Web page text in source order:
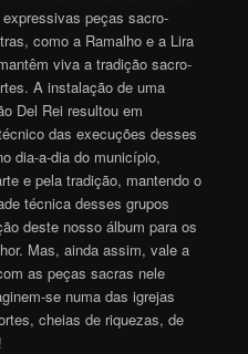
peças sacro-
como a Ramalho e a Lira
viva a tradição sacro-
A instalação de uma
Del Rei resultou em
das execuções desses
dia-a-dia do município,
e pela tradição, mantendo o
técnica desses grupos
deste nosso álbum para os
Mas, ainda assim, vale a
as peças sacras nele
se numa das igrejas
cheias de riquezas, de